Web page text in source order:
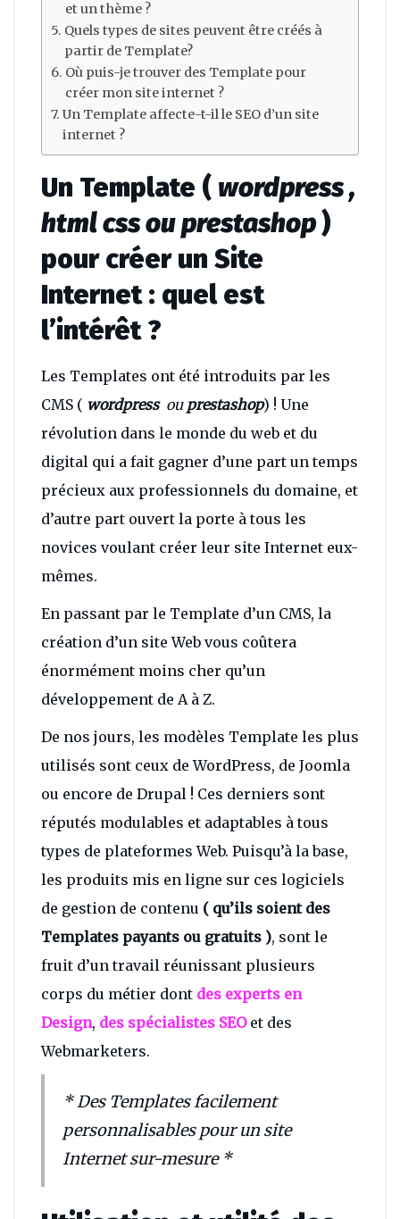
et un thème ?
Quels types de sites peuvent être créés à
partir de Template?
Où puis-je trouver des Template pour
créer mon site internet ?
Un Template affecte-t-il le SEO d’un site
internet ?
Un Template ( wordpress ,
html css ou prestashop)
pour créer un Site
Internet : quel est
l’intérêt ?
Les Templates ont été introduits par les
CMS ( wordpressou prestashop) ! Une
révolution dans le monde du web et du
digital qui a fait gagner d’une part un temps
précieux aux professionnels du domaine, et
d’autre part ouvert la porte à tous les
novices voulant créer leur site Internet eux-
mêmes.
En passant par le Template d’un CMS, la
création d’un site Web vous coûtera
énormément moins cher qu’un
développement de A à Z.
De nos jours, les modèles Template les plus
utilisés sont ceux de WordPress, de Joomla
ou encore de Drupal ! Ces derniers sont
réputés modulables et adaptables à tous
types de plateformes Web. Puisqu’à la base,
les produits mis en ligne sur ces logiciels
de gestion de contenu ( qu’ils soient des
Templates payants ou gratuits ), sont le
fruit d’un travail réunissant plusieurs
corps du métier dont des experts en
Design, des spécialistes SEOet des
Webmarketers.
* Des Templates facilement
personnalisables pour un site
Internet sur-mesure *